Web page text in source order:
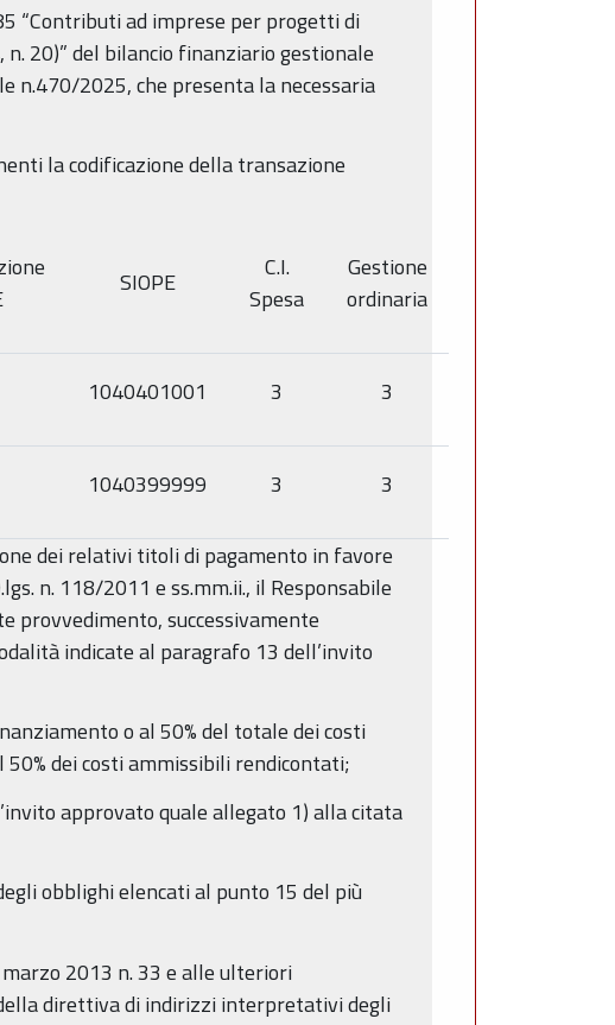
“Contributi ad imprese per progetti di
20)” del bilancio finanziario gestionale
n.470/2025, che presenta la necessaria
la codificazione della transazione
SIOPE
C.I.
Spesa
Gestione
ordinaria
1040401001 3 3
1040399999 3 3
dei relativi titoli di pagamento in favore
n. 118/2011 e ss.mm.ii., il Responsabile
provvedimento, successivamente
indicate al paragrafo 13 dell’invito
o al 50% del totale dei costi
dei costi ammissibili rendicontati;
approvato quale allegato 1) alla citata
obblighi elencati al punto 15 del più
2013 n. 33 e alle ulteriori
direttiva di indirizzi interpretativi degli